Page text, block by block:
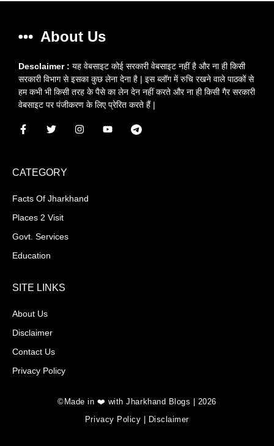
About Us
Desclaimer : यह वेबसाइट कोई सरकारी वेबसाइट नहीं है और ना ही किसी
सरकारी विभाग से इसका कुछ लेना देना है | इस ब्लॉग में रुचि रखने वाले पाठकों से
हम कभी भी किसी तरह के पैसे का लेन देन नहीं करते और ना ही किसी गैर सरकारी
वेबसाइट पर पंजीकरण के लिए प्रेरित करते हैं |
CATEGORY
Facts Of Jharkhand
Places 2 Visit
Govt. Services
Education
SITE LINKS
About Us
Disclaimer
Contact Us
Privacy Policy
©Made in ❤️ with Jharkhand Blogs | 2026
Privacy Policy
Disclaimer